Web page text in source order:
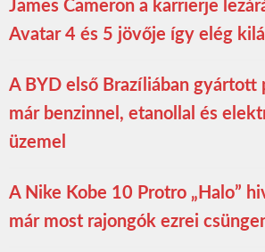
James Cameron a karrierje
Avatar 4 és 5 jövője így elég
A BYD első Brazíliában gyártott
már benzinnel, etanollal és
üzemel
A Nike Kobe 10 Protro „Halo”
már most rajongók ezrei